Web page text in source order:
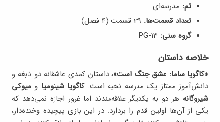
تم: مدرسه‌ای
تعداد قسمت‌ها:
گروه سنی:
خلاصه داستان
«کاگویا ساما: عشق جنگ است»، داستان کمدی عاشقانه دو نابغه و
دانش‌آموز ممتاز یک مدرسه‌ نخبه است. کاگویا شینومیا و میوکی
شیروگانه هر دو به یکدیگر علاقه‌مندند اما غرور اجازه نمی‌دهد که
یکی از آن‌ها اولین قدم را بردارد. در این بازی پیچیده وخنده‌دار،